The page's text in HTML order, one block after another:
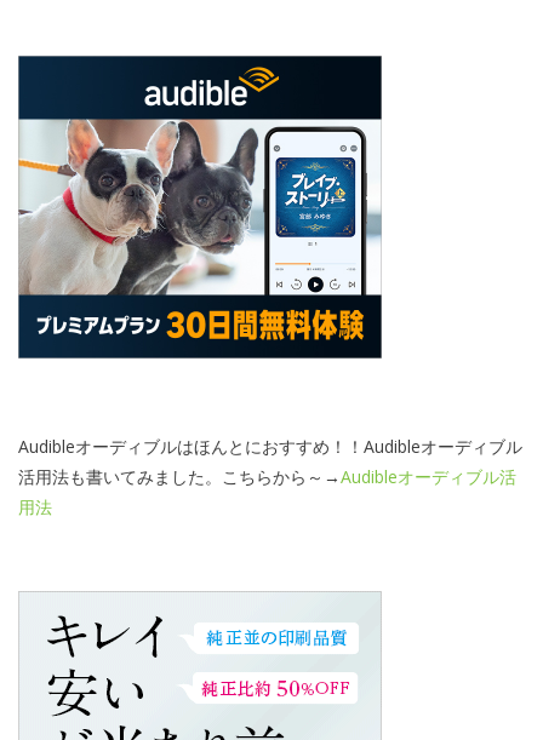
Audibleオーディブルはほんとにおすすめ！！Audibleオーディブル
活用法も書いてみました。こちらから～→Audibleオーディブル活
用法